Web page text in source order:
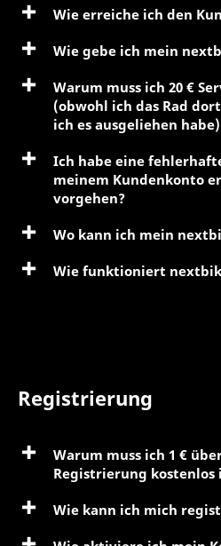
Wie erreiche ich den
Wie gebe ich mein
Warum muss ich 20 €
(obwohl ich das Rad
ich es ausgeliehen
Ich habe eine
meinem Kundenkonto
vorgehen?
Wo kann ich mein
Wie funktioniert
Registrierung
Warum muss ich 1 €
Registrierung kostenlos
Wie kann ich mich